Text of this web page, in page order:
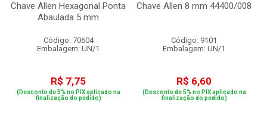
Chave Allen Hexagonal Ponta
Abaulada 5 mm
Código: 70604
Embalagem: UN/1
R$ 7,75
(Desconto de 5% no PIX aplicado na
finalização do pedido)
Chave Allen 8 mm 44400/008
Código: 9101
Embalagem: UN/1
R$ 6,60
(Desconto de 5% no PIX aplicado na
finalização do pedido)